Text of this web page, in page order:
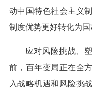
动中国特色社会主义
制度优势更好转化为国
应对风险挑战、
前，百年变局正在全
入战略机遇和风险挑